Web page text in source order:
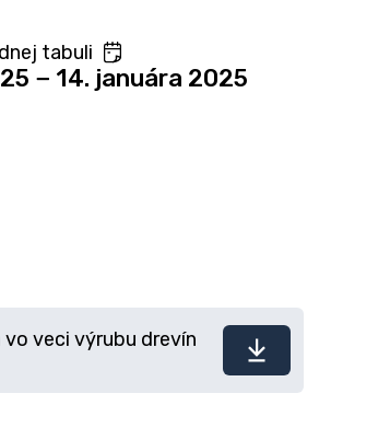
tabuli
− 14. januára 2025
veci výrubu drevín